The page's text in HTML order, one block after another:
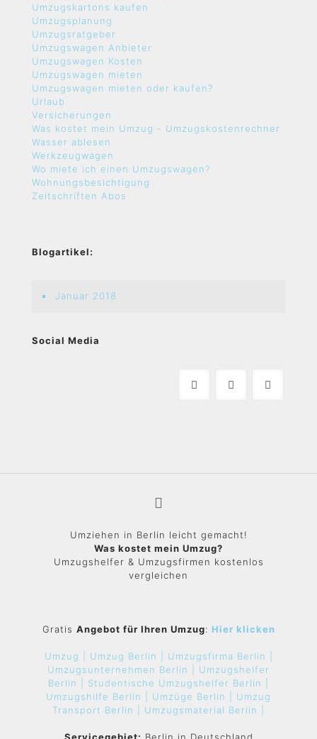
Umzugskartons kaufen
Umzugsplanung
Umzugsratgeber
Umzugswagen Anbieter
Umzugswagen Kosten
Umzugswagen mieten
Umzugswagen mieten oder kaufen?
Urlaub
Versicherungen
Was kostet mein Umzug - Umzugskostenrechner
Wasser ablesen
Werkzeugwagen
Wo miete ich einen Umzugswagen?
Wohnungsbesichtigung
Zeitschriften Abos
Blogartikel:
Januar 2018
Social Media
Umziehen in Berlin leicht gemacht!
Was kostet mein Umzug?
Umzugshelfer & Umzugsfirmen kostenlos
vergleichen
Gratis Angebot für Ihren Umzug: Hier klicken
Umzug | Umzug Berlin |
Umzugsfirma Berlin |
Umzugsunternehmen Berlin | Umzugshelfer
Berlin | Studentische Umzugshelfer Berlin |
Umzugshilfe Berlin | Umzüge Berlin | Umzug
Transport Berlin | Umzugsmaterial Berlin |